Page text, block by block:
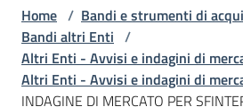
telematici
L'Agenzia
Home / Bandi e strumenti di
Bandi altri Enti /
Altri Enti - Avvisi e indagini di
Altri Enti - Avvisi e indagini di
INDAGINE DI MERCATO PER